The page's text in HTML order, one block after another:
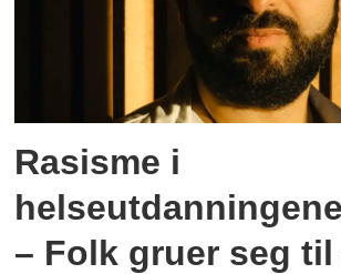
Rasisme i
– Folk gruer seg til